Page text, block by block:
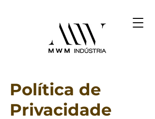
Política de
Privacidade